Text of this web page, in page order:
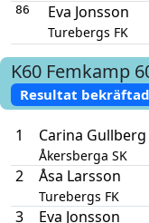
86 Eva Jonsson
Turebergs FK
K60 Femkamp
Resultat
1 Carina Gullberg
Åkersberga SK
2 Åsa Larsson
Turebergs FK
3 Eva Jonsson